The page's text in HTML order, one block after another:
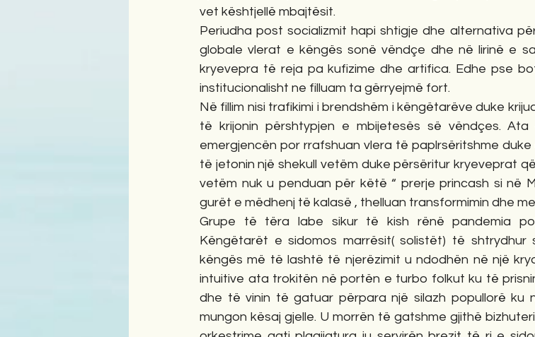
vet kështjellë mbajtësit.
Periudha post socializmit hapi shtigje dhe alternativa
globale vlerat e këngës sonë vëndçe dhe në lirinë e
kryevepra të reja pa kufizime dhe artifica. Edhe pse
institucionalisht ne filluam ta gërryejmë fort.
Në fillim nisi trafikimi i brendshëm i këngëtarëve duke
të krijonin përshtypjen e mbijetesës së vëndçes.
emergjencën por rrafshuan vlera të paplrsëritshme
të jetonin një shekull vetëm duke përsëritur kryeveprat
vetëm nuk u penduan për këtë “ prerje princash si në
gurët e mëdhenj të kalasë , thelluan transformimin dhe
Grupe të tëra labe sikur të kish rënë pandemia
Këngëtarët e sidomos marrësit( solistët) të
këngës më të lashtë të njerëzimit u ndodhën në një
intuitive ata trokitën në portën e turbo folkut ku të
dhe të vinin të gatuar përpara një silazh popullorë ku
mungon kësaj gjelle. U morrën të gatshme gjithë